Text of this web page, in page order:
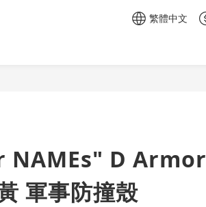
繁體中文
NAMEs" D Armor
軍事防撞殼